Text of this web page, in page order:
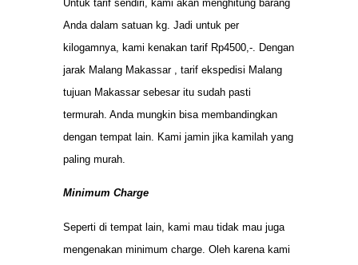
Untuk tarif sendiri, kami akan menghitung barang
Anda dalam satuan kg. Jadi untuk per
kilogamnya, kami kenakan tarif Rp4500,-. Dengan
jarak Malang Makassar , tarif ekspedisi Malang
tujuan Makassar sebesar itu sudah pasti
termurah. Anda mungkin bisa membandingkan
dengan tempat lain. Kami jamin jika kamilah yang
paling murah.
Minimum Charge
Seperti di tempat lain, kami mau tidak mau juga
mengenakan minimum charge. Oleh karena kami